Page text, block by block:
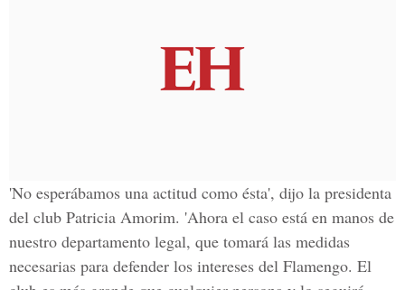
'No esperábamos una actitud como ésta', dijo la presidenta
del club Patricia Amorim. 'Ahora el caso está en manos de
nuestro departamento legal, que tomará las medidas
necesarias para defender los intereses del Flamengo. El